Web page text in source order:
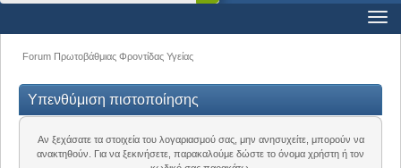
Forum Πρωτοβάθμιας Φροντίδας Υγείας
Υπενθύμιση πιστοποίησης
Αν ξεχάσατε τα στοιχεία του λογαριασμού σας, μην ανησυχείτε, μπορούν να
ανακτηθούν. Για να ξεκινήσετε, παρακαλούμε δώστε το όνομα χρήστη ή τον